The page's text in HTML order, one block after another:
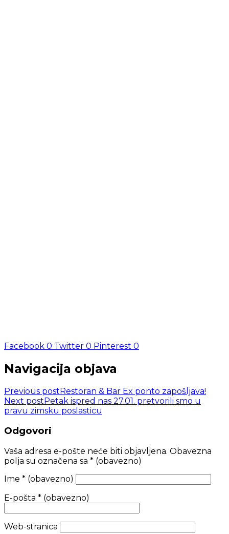
Facebook 0 Twitter 0 Pinterest 0
Navigacija objava
Previous postRestoran & Bar Ex ponto zapošljava!
Next postPetak ispred nas 27.01. pretvorili smo u
pravu zimsku poslasticu
Odgovori
Vaša adresa e-pošte neće biti objavljena. Obavezna
polja su označena sa * (obavezno)
Ime * (obavezno)
E-pošta * (obavezno)
Web-stranica